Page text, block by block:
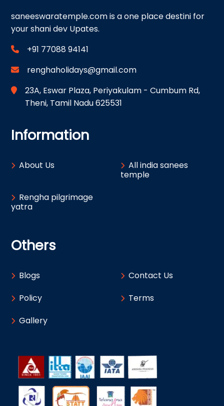
saneeswaratemple.com is a one place destini for
your shani dev Upates.
+91 77088 94141
renghaholidays@gmail.com
23A, Eswar Plaza, Periyakulam - Cumbum Rd,
Theni, Tamil Nadu 625531
Information
About Us
All india sanees
temple
Rengha pilgrimage
yatra
Others
Blogs
Contact Us
Policy
Terms
Gallery